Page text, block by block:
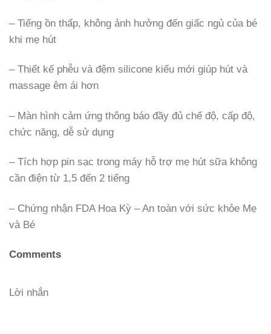
– Tiếng ồn thấp, không ảnh hưởng đến giấc ngủ của bé
khi mẹ hút
– Thiết kế phễu và đệm silicone kiểu mới giúp hút và
massage êm ái hơn
– Màn hình cảm ứng thông báo đầy đủ chế độ, cấp độ,
chức năng, dễ sử dụng
– Tích hợp pin sạc trong máy hỗ trợ mẹ hút sữa không
cần điện từ 1,5 đến 2 tiếng
– Chứng nhận FDA Hoa Kỳ – An toàn với sức khỏe Mẹ
và Bé
Comments
Lời nhắn